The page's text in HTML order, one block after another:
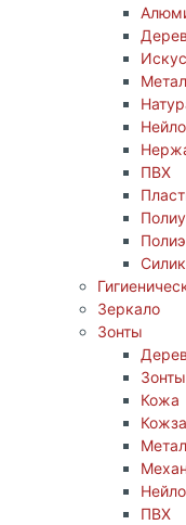
ПВХ
Зеркало
Зонты
Кожа
ПВХ